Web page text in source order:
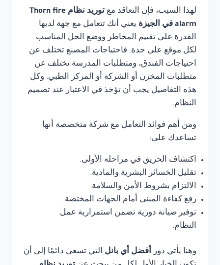
لهذا السبب، فإن التعاقد مع
توريد نظام Thorn fire
alarm في الجيزة
يعني أنك تتعامل مع جهة لديها
القدرة على تقييم المخاطر ووضع الحل المناسب
لكل موقع على حدة. فاحتياجات المصنع تختلف عن
احتياجات الفندق، ومتطلبات المدرسة تختلف عن
متطلبات المخزن أو الشركة أو المركز الطبي. وكل
هذه التفاصيل يجب أن تؤخذ في الاعتبار عند تصميم
النظام.
ومن أهم فوائد التعامل مع شركة متخصصة أنها
تساعدك على:
اكتشاف الحريق في مراحله الأولى.
تقليل الخسائر البشرية والمادية.
الالتزام بشروط الأمن والسلامة.
رفع كفاءة المبنى أمام الجهات المختصة.
توفير صيانة دورية تضمن استمرارية عمل
النظام.
وهنا يأتي دور أفضل أي بانل التي تسعى دائمًا إلى أن